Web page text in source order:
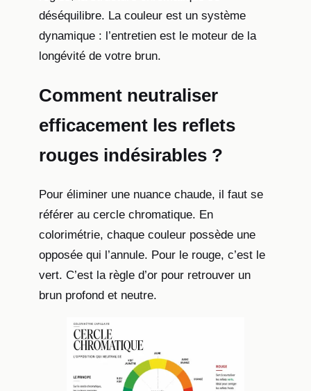
déséquilibre. La couleur est un système
dynamique : l’entretien est le moteur de la
longévité de votre brun.
Comment neutraliser
efficacement les reflets
rouges indésirables ?
Pour éliminer une nuance chaude, il faut se
référer au cercle chromatique. En
colorimétrie, chaque couleur possède une
opposée qui l’annule. Pour le rouge, c’est le
vert. C’est la règle d’or pour retrouver un
brun profond et neutre.